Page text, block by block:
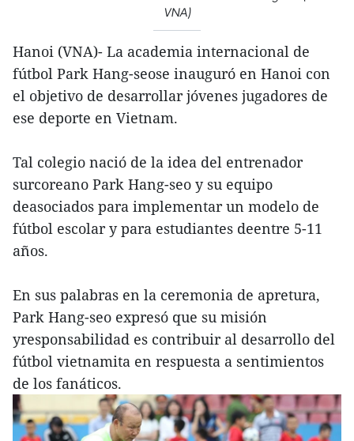
VNA)
Hanoi (VNA)- La academia internacional de
fútbol Park Hang-seose inauguró en Hanoi con
el objetivo de desarrollar jóvenes jugadores de
ese deporte en Vietnam.
Tal colegio nació de la idea del entrenador
surcoreano Park Hang-seo y su equipo
deasociados para implementar un modelo de
fútbol escolar y para estudiantes deentre 5-11
años.
En sus palabras en la ceremonia de apretura,
Park Hang-seo expresó que su misión
yresponsabilidad es contribuir al desarrollo del
fútbol vietnamita en respuesta a sentimientos
de los fanáticos.